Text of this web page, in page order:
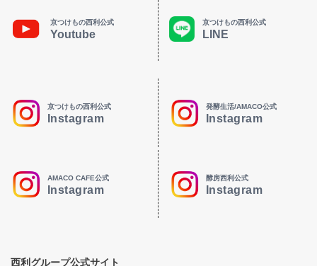
京つけもの西利公式
Youtube
京つけもの西利公式
LINE
京つけもの西利公式
Instagram
発酵生活/AMACO公式
Instagram
AMACO CAFE公式
Instagram
酵房西利公式
Instagram
西利グループ公式サイト